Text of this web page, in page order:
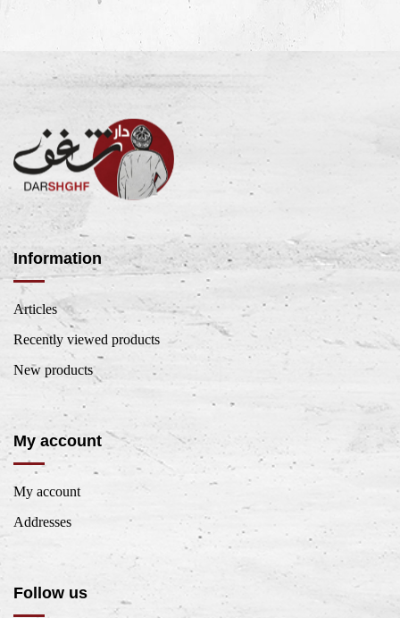
Information
Articles
Recently viewed products
New products
My account
My account
Addresses
Follow us